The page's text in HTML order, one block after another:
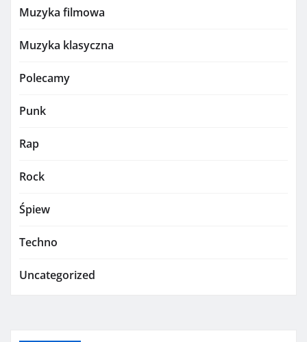
Muzyka filmowa
Muzyka klasyczna
Polecamy
Punk
Rap
Rock
Śpiew
Techno
Uncategorized